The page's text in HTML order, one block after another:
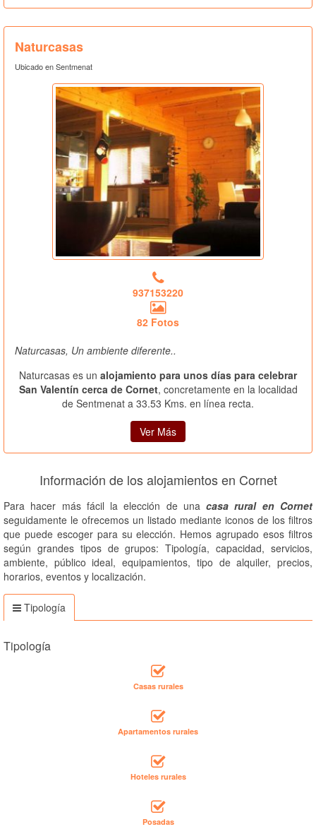
Naturcasas
Ubicado en Sentmenat
937153220
82 Fotos
Naturcasas, Un ambiente diferente..
Naturcasas es un alojamiento para unos días para celebrar
San Valentín cerca de Cornet, concretamente en la localidad
de Sentmenat a 33.53 Kms. en línea recta.
Ver Más
Información de los alojamientos en Cornet
Para hacer más fácil la elección de unacasa rural en Cornet
seguidamente le ofrecemos un listado mediante iconos de los filtros
que puede escoger para su elección. Hemos agrupado esos filtros
según grandes tipos de grupos: Tipología, capacidad, servicios,
ambiente, público ideal, equipamientos, tipo de alquiler, precios,
horarios, eventos y localización.
Tipología
Tipología
Casas rurales
Apartamentos rurales
Hoteles rurales
Posadas